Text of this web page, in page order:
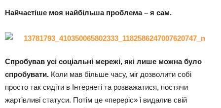
Найчастіше моя найбільша проблема – я сам.
Спробував усі соціальні мережі, які лише можна було
спробувати. Коли мав більше часу, міг дозволити собі
просто так сидіти в Інтернеті та розважатися, постячи
жартівливі статуси. Потім це «переріс» і видалив свій